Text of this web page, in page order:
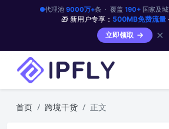
代理池 9000万+条 · 覆盖 190+国家及城
🎁 新用户专享： 500MB免费流量
立即领取
✕
首页 跨境干货 正文